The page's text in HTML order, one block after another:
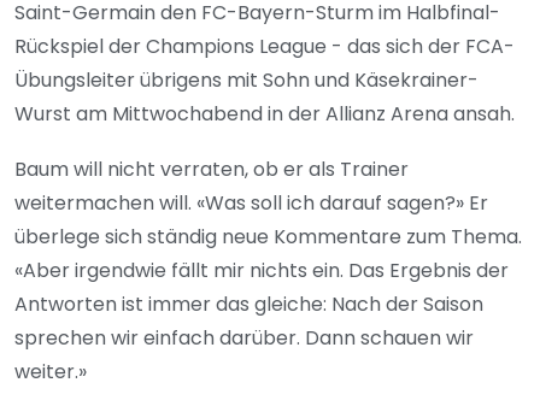
Saint-Germain den FC-Bayern-Sturm im Halbfinal-
Rückspiel der Champions League - das sich der FCA-
Übungsleiter übrigens mit Sohn und Käsekrainer-
Wurst am Mittwochabend in der Allianz Arena ansah.
Baum will nicht verraten, ob er als Trainer
weitermachen will. «Was soll ich darauf sagen?» Er
überlege sich ständig neue Kommentare zum Thema.
«Aber irgendwie fällt mir nichts ein. Das Ergebnis der
Antworten ist immer das gleiche: Nach der Saison
sprechen wir einfach darüber. Dann schauen wir
weiter.»